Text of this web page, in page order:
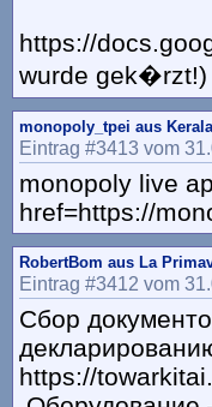
https://
wurde gek�rzt!)
monopoly_tpei aus Kerala
Eintrag #3413 vom
monopoly live
href=https://
RobertBom aus La
Eintrag #3412 vom
Сбор
https://